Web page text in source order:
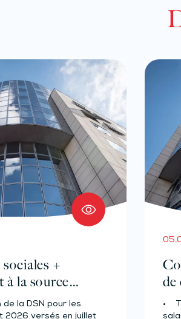
+
à la source
et assimilés
moins 50
la DSN pour les
2026 versés en juillet
de
•